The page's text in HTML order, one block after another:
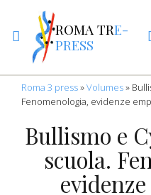
ROMA TRE-
PRESS
Roma 3 press»Volumes»
Fenomenologia, evidenze
Bullismo e
scuola.